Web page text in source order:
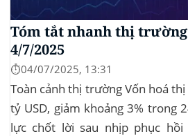
Tóm tắt nhanh thị
4/7/2025
⏱️04/07/2025, 13:31
Toàn cảnh thị trường Vốn hoá
tỷ USD, giảm khoảng 3% trong
lực chốt lời sau nhịp phục hồi